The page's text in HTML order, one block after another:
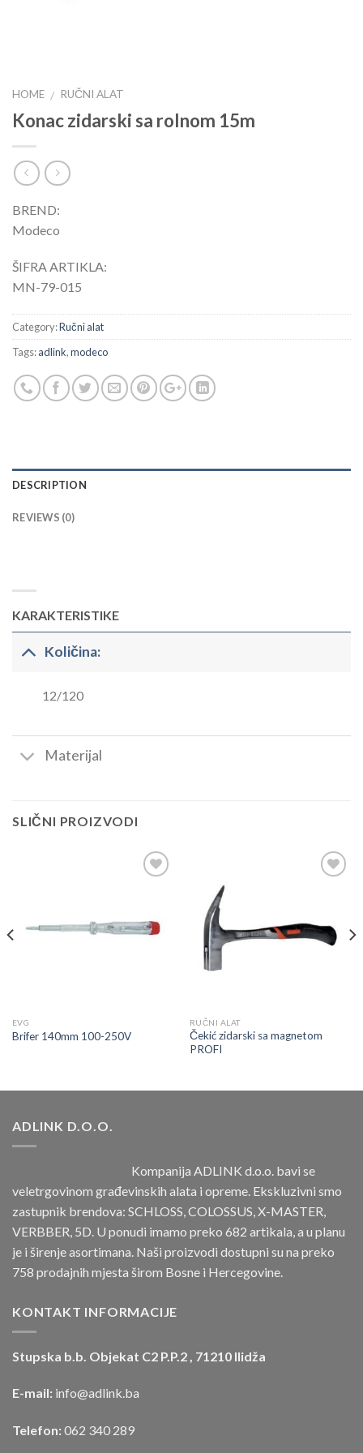
HOME / RUČNI ALAT
Konac zidarski sa rolnom 15m
BREND:
Modeco
ŠIFRA ARTIKLA:
MN-79-015
Category:Ručni alat
Tags:adlink,modeco
DESCRIPTION
REVIEWS (0)
KARAKTERISTIKE
Količina:
12/120
Materijal
SLIČNI PROIZVODI
EVG
Brifer 140mm 100-250V
RUČNI ALAT
Čekić zidarski sa magnetom
PROFI
ADLINK D.O.O.
Kompanija ADLINK d.o.o. bavi se
veletrgovinom građevinskih alata i opreme. Ekskluzivni smo
zastupnik brendova: SCHLOSS, COLOSSUS, X-MASTER,
VERBBER, 5D. U ponudi imamo preko 682 artikala, a u planu
je i širenje asortimana. Naši proizvodi dostupni su na preko
758 prodajnih mjesta širom Bosne i Hercegovine.
KONTAKT INFORMACIJE
Stupska b.b. Objekat C2 P.P.2 , 71210 Ilidža
E-mail: info@adlink.ba
Telefon: 062 340 289